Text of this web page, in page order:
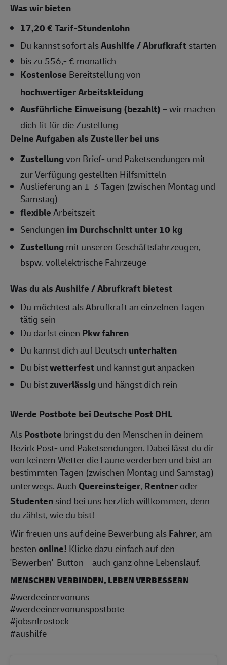
Was wir bieten
17,20 € Tarif-Stundenlohn
Du kannst sofort alsAushilfe / Abrufkraft starten
bis zu 556,- € monatlich
Kostenlose Bereitstellung von
hochwertiger Arbeitskleidung
Ausführliche Einweisung (bezahlt)– wir machen
dich fit für die Zustellung
Deine Aufgaben als Zusteller bei uns
Zustellungvon Brief- und Paketsendungen mit
zur Verfügung gestellten Hilfsmitteln
Auslieferung an 1-3 Tagen (zwischen Montag und
Samstag)
flexibleArbeitszeit
Sendungen im Durchschnitt unter 10 kg
Zustellungmit unseren Geschäftsfahrzeugen,
bspw. vollelektrische Fahrzeuge
Was du als Aushilfe / Abrufkraft bietest
Du möchtest als Abrufkraft an einzelnen Tagen
tätig sein
Du darfst einen Pkw fahren
Du kannst dich auf Deutsch unterhalten
Du bistwetterfest und kannst gut anpacken
Du bistzuverlässigund hängst dich rein
Werde Postbote bei Deutsche Post DHL
AlsPostbote bringst du den Menschen in deinem
Bezirk Post- und Paketsendungen. Dabei lässt du dir
von keinem Wetter die Laune verderben und bist an
bestimmten Tagen (zwischen Montag und Samstag)
unterwegs. Auch Quereinsteiger, Rentneroder
Studentensind bei uns herzlich willkommen, denn
du zählst, wie du bist!
Wir freuen uns auf deine Bewerbung alsFahrer, am
bestenonline! Klicke dazu einfach auf den
'Bewerben'-Button – auch ganz ohne Lebenslauf.
MENSCHEN VERBINDEN, LEBEN VERBESSERN
#werdeeinervonuns
#werdeeinervonunspostbote
#jobsnlrostock
#aushilfe